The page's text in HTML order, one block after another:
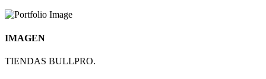
IMAGEN
TIENDAS BULLPRO.